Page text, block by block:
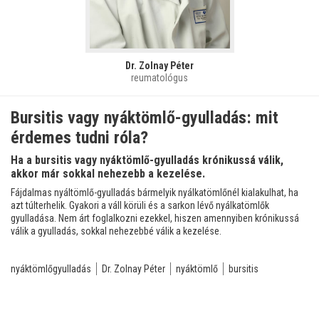
Dr. Zolnay Péter
reumatológus
Bursitis vagy nyáktömlő-gyulladás: mit
érdemes tudni róla?
Ha a bursitis vagy nyáktömlő-gyulladás krónikussá válik,
akkor már sokkal nehezebb a kezelése.
Fájdalmas nyáltömlő-gyulladás bármelyik nyálkatömlőnél kialakulhat, ha
azt túlterhelik. Gyakori a váll körüli és a sarkon lévő nyálkatömlők
gyulladása. Nem árt foglalkozni ezekkel, hiszen amennyiben krónikussá
válik a gyulladás, sokkal nehezebbé válik a kezelése.
nyáktömlőgyulladás Dr. Zolnay Péter nyáktömlő bursitis